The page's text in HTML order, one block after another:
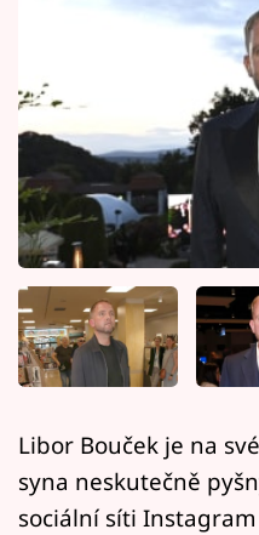
Horoskopy
Sledujte prima+
Filmový festival
Pořady
Mámy sobě
Sledujte nás
Libor Bouček je na
syna neskutečně
sociální síti